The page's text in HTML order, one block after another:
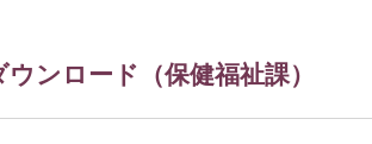
ウンロード（保健福祉課）